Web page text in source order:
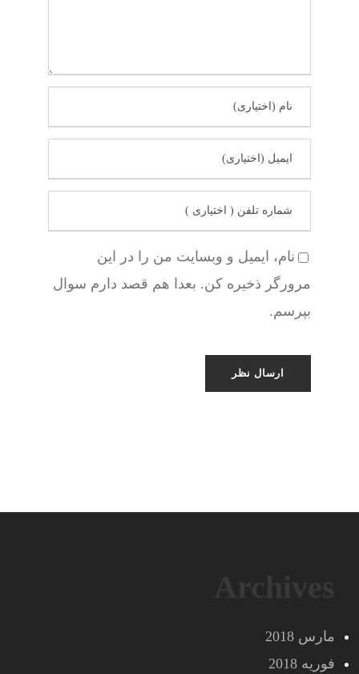
نام، ایمیل و وبسایت من را در این
مرورگر ذخیره کن. بعدا هم قصد دارم سوال
بپرسم.
مارس 2018
فوریه 2018